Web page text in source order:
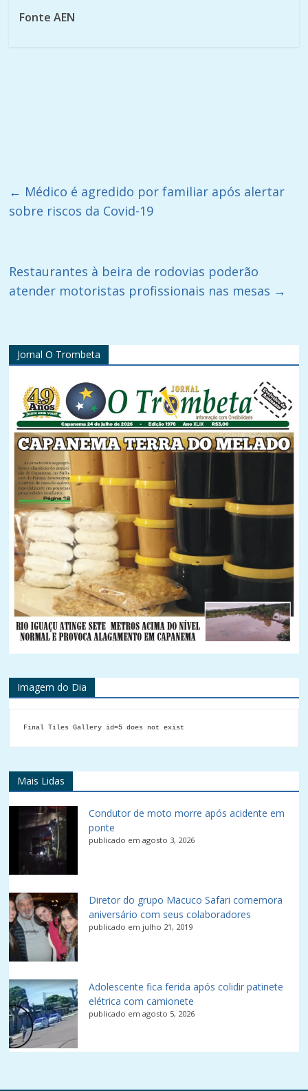
Fonte AEN
← Médico é agredido por familiar após alertar
sobre riscos da Covid-19
Restaurantes à beira de rodovias poderão
atender motoristas profissionais nas mesas →
Jornal O Trombeta
Imagem do Dia
Final Tiles Gallery id=5 does not exist
Mais Lidas
Condutor de moto morre após acidente em
ponte
publicado em agosto 3, 2026
Diretor do grupo Macuco Safari comemora
aniversário com seus colaboradores
publicado em julho 21, 2019
Adolescente fica ferida após colidir patinete
elétrica com camionete
publicado em agosto 5, 2026